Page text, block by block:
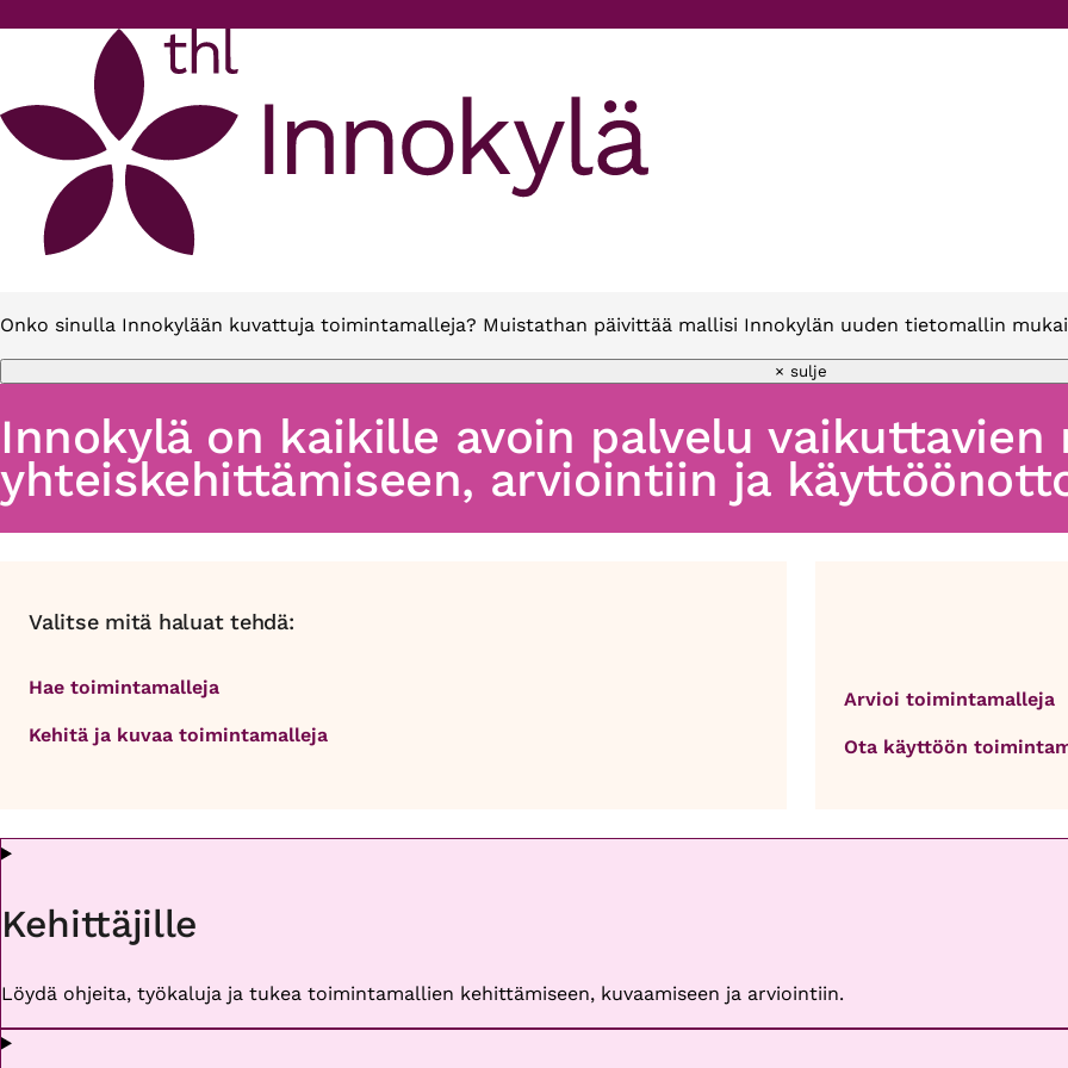
Onko sinulla Innokylään kuvattuja toimintamalleja? Muistathan päivittää mallisi Innokylän uuden tietomallin
× sulje
Innokylä on kaikille avoin palvelu vaikuttavien
yhteiskehittämiseen, arviointiin ja
Valitse mitä haluat tehdä:
Hae toimintamalleja
Kehitä ja kuvaa toimintamalleja
Arvioi toimintamalleja
Ota käyttöön
Kehittäjille
Löydä ohjeita, työkaluja ja tukea toimintamallien kehittämiseen, kuvaamiseen ja arviointiin.